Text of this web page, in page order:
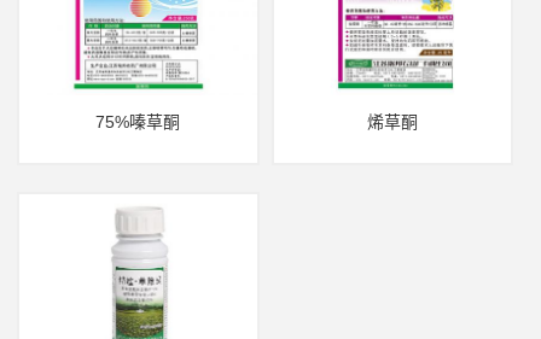
75%嗪草酮 烯草酮